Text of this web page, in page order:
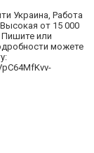
Украина, Работа
от 15 000
Пишите или
можете